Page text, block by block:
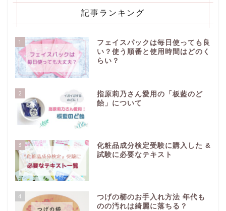
記事ランキング
1
フェイスパックは毎日使っても良
い？使う順番と使用時間はどのく
らい？
2
指原莉乃さん愛用の「板藍のど
飴」について
3
化粧品成分検定受験に購入した &
試験に必要なテキスト
4
つげの櫛のお手入れ方法 年代も
のの汚れは綺麗に落ちる？